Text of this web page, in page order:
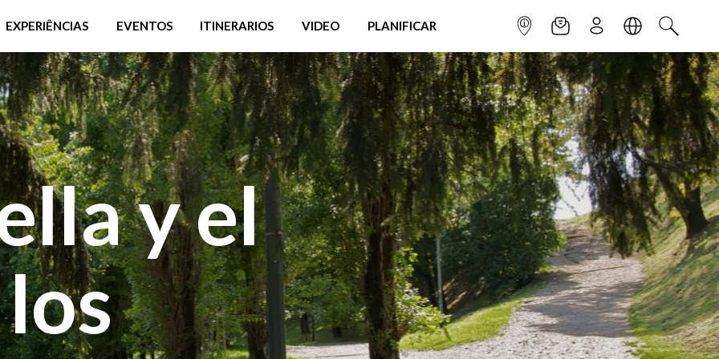
EXPERIÊNCIAS EVENTOS ITINERARIOS VIDEO PLANIFICAR INFOPOINTNEWSLETTER
SUSCRÌBETE
IDIOMABUSCAR
y el